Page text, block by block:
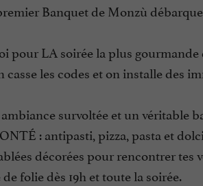
Banquet de Monzù
pour LA soirée la plus gourmande
casse les codes et on installe des
survoltée et un véritable
: antipasti, pizza, pasta et
décorées pour rencontrer tes
folie dès 19h et toute la soirée.